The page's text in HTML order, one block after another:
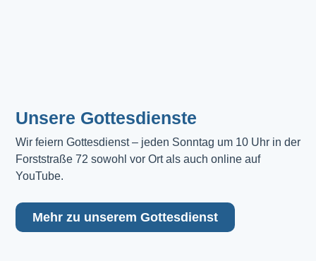
Unsere Gottesdienste
Wir feiern Gottesdienst – jeden Sonntag um 10 Uhr in der
Forststraße 72 sowohl vor Ort als auch online auf
YouTube.
Mehr zu unserem Gottesdienst